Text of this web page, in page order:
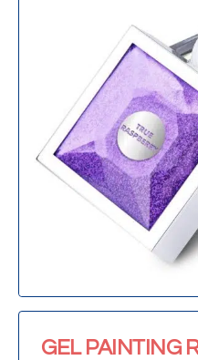
GEL PAINTING